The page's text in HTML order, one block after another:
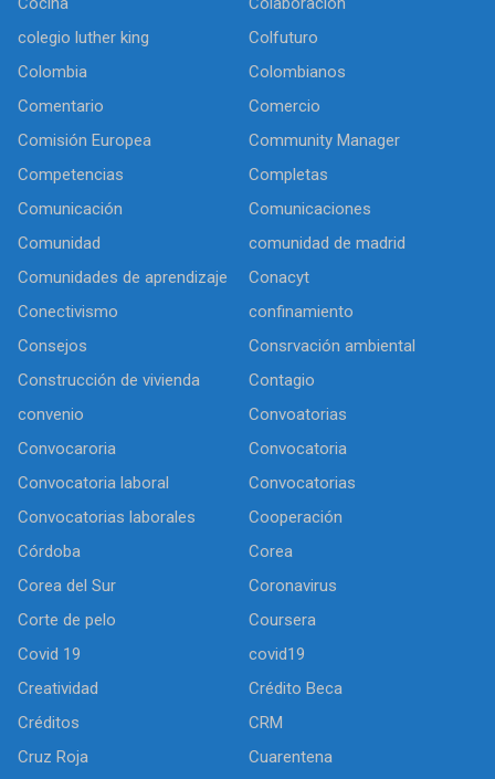
colegio luther king
Colfuturo
Colombia
Colombianos
Comentario
Comercio
Comisión Europea
Community Manager
Competencias
Completas
Comunicación
Comunicaciones
Comunidad
comunidad de madrid
Comunidades de aprendizaje
Conacyt
Conectivismo
confinamiento
Consejos
Consrvación ambiental
Construcción de vivienda
Contagio
convenio
Convoatorias
Convocaroria
Convocatoria
Convocatoria laboral
Convocatorias
Convocatorias laborales
Cooperación
Córdoba
Corea
Corea del Sur
Coronavirus
Corte de pelo
Coursera
Covid 19
covid19
Creatividad
Crédito Beca
Créditos
CRM
Cruz Roja
Cuarentena